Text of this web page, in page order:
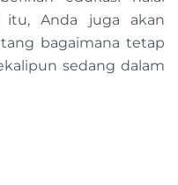
itu, Anda juga akan
bagaimana tetap
sedang dalam